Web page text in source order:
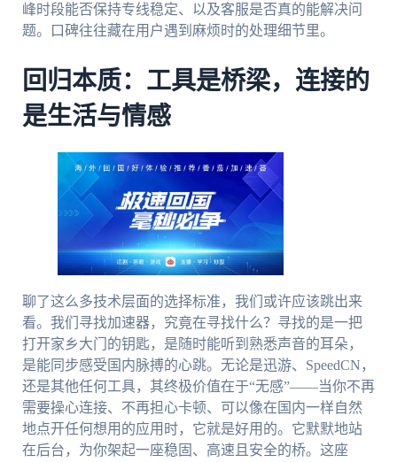
峰时段能否保持专线稳定、以及客服是否真的能解决问
题。口碑往往藏在用户遇到麻烦时的处理细节里。
回归本质：工具是桥梁，连接的
是生活与情感
聊了这么多技术层面的选择标准，我们或许应该跳出来
看。我们寻找加速器，究竟在寻找什么？寻找的是一把
打开家乡大门的钥匙，是随时能听到熟悉声音的耳朵，
是能同步感受国内脉搏的心跳。无论是迅游、SpeedCN，
还是其他任何工具，其终极价值在于“无感”——当你不再
需要操心连接、不再担心卡顿、可以像在国内一样自然
地点开任何想用的应用时，它就是好用的。它默默地站
在后台，为你架起一座稳固、高速且安全的桥。这座